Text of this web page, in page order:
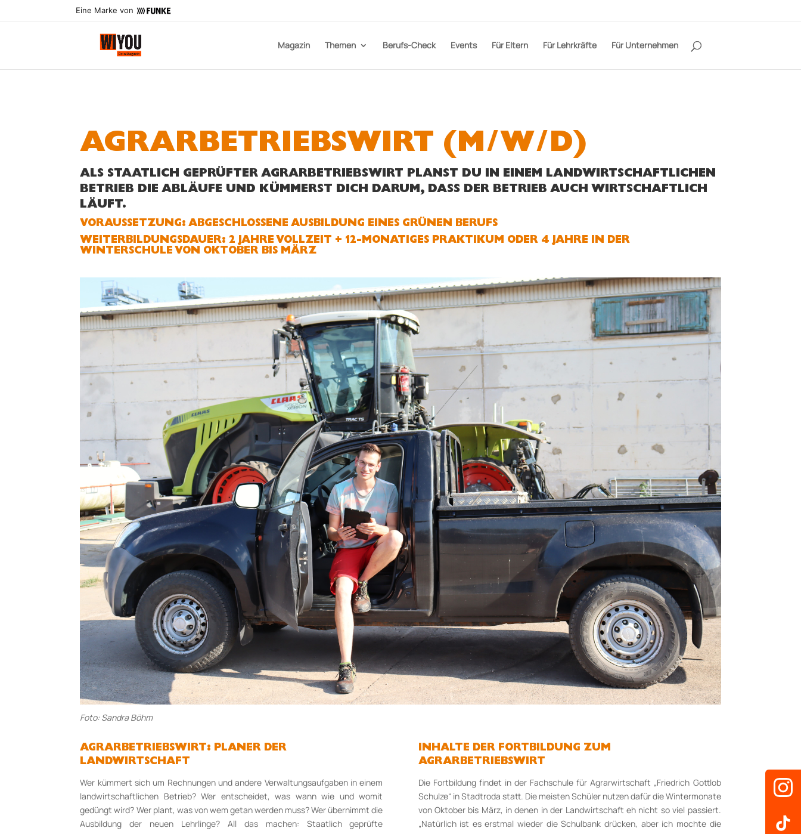
Eine Marke von
Magazin Themen Berufs-Check Events Für Eltern Für Lehrkräfte Für Unternehmen
AGRARBETRIEBSWIRT (M/W/D)
ALS STAATLICH GEPRÜFTER AGRARBETRIEBSWIRT PLANST DU IN EINEM LANDWIRTSCHAFTLICHEN
BETRIEB DIE ABLÄUFE UND KÜMMERST DICH DARUM, DASS DER BETRIEB AUCH WIRTSCHAFTLICH
LÄUFT.
VORAUSSETZUNG: ABGESCHLOSSENE AUSBILDUNG EINES GRÜNEN BERUFS
WEITERBILDUNGS­DAUER: 2 JAHRE VOLLZEIT + 12-MONATIGES PRAKTIKUM ODER 4 JAHRE IN DER
WINTERSCHULE VON OKTOBER BIS MÄRZ
Foto: Sandra Böhm
AGRARBETRIEBSWIRT: PLANER DER
LANDWIRTSCHAFT
Wer kümmert sich um Rechnungen und andere Verwaltungsaufgaben in einem
landwirtschaftlichen Betrieb? Wer entscheidet, was wann wie und womit
gedüngt wird? Wer plant, was von wem getan werden muss? Wer übernimmt die
Ausbildung der neuen Lehrlinge? All das machen: Staatlich geprüfte
INHALTE DER FORTBILDUNG ZUM
AGRARBETRIEBSWIRT
Die Fortbildung findet in der Fachschule für Agrarwirtschaft „Friedrich Gottlob
Schulze“ in Stadtroda statt. Die meisten Schüler nutzen dafür die Wintermonate
von Oktober bis März, in denen in der Landwirtschaft eh nicht so viel passiert.
„Natürlich ist es erstmal wieder die Schulbank drücken, aber ich mochte die